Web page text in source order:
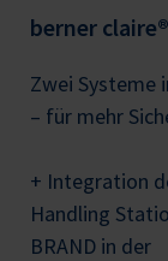
berner
Zwei Systeme
– für mehr
+ Integration
Handling
BRAND in der